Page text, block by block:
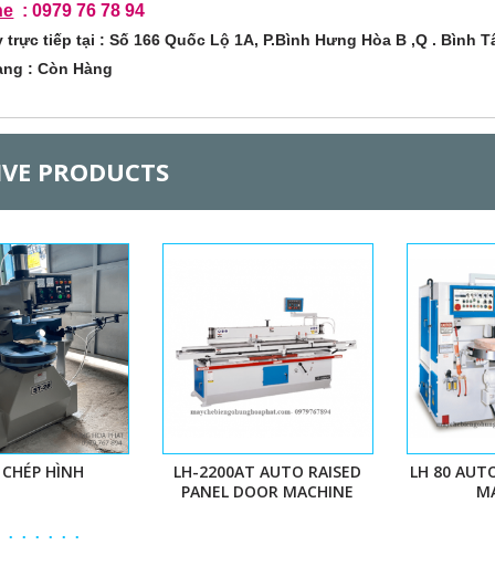
: 0979 76 78 94
trực tiếp tại : Số 166 Quốc Lộ 1A, P.Bình Hưng Hòa B ,Q . Bình
: Còn Hàng
PRODUCTS
HÌNH
LH-2200AT AUTO RAISED
PANEL DOOR MACHINE
LH 80